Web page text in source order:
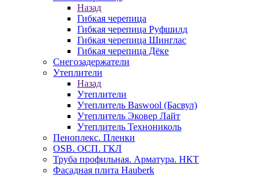
Назад
Гибкая черепица
Гибкая черепица Руфшилд
Гибкая черепица Шинглас
Гибкая черепица Дёке
Снегозадержатели
Утеплители
Назад
Утеплители
Утеплитель Baswool (Басвул)
Утеплитель Эковер Лайт
Утеплитель Технониколь
Пеноплекс. Пленки
OSB. ОСП. ГКЛ
Труба профильная. Арматура. НКТ
Фасадная плита Hauberk